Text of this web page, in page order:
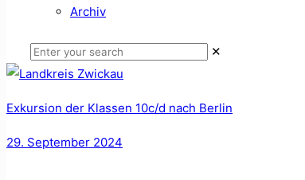
Archiv
✕
Exkursion der Klassen 10c/d nach Berlin
29. September 2024